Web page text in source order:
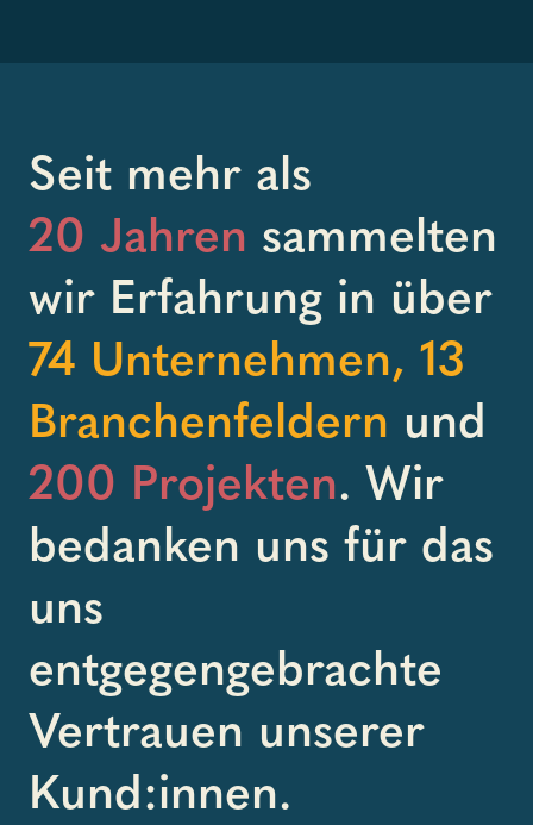
Seit mehr als
20 Jahren sammelten
wir Erfahrung in über
74 Unternehmen, 13
Branchenfeldern und
200 Projekten. Wir
bedanken uns für das
uns
entgegengebrachte
Vertrauen unserer
Kund:innen.